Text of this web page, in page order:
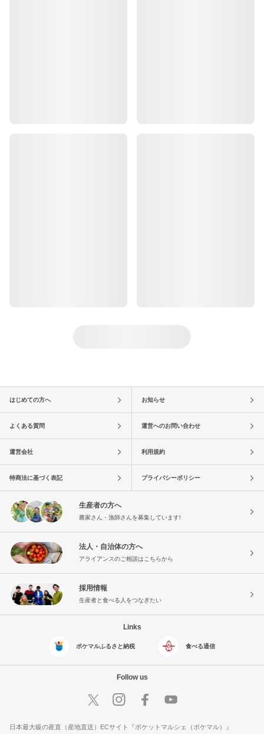
はじめての方へ お知らせ
よくある質問 運営へのお問い合わせ
運営会社 利用規約
特商法に基づく表記 プライバシーポリシー
生産者の方へ
農家さん・漁師さんを募集しています!
法人・自治体の方へ
アライアンスのご相談はこちらから
採用情報
生産者と食べる人をつなぎたい
Links
ポケマルふるさと納税 食べる通信
Follow us
日本最大級の産直（産地直送）ECサイト『ポケットマルシェ（ポケマル）』